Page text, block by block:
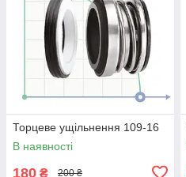
Торцеве ущільнення 109-16
В наявності
180 ₴ 200 ₴